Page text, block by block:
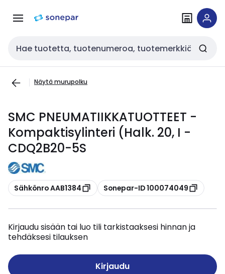
navigointiinsisältöön
Haku
Näytä murupolku
SMC PNEUMATIIKKATUOTTEET -
Kompaktisylinteri (Halk. 20, I -
CDQ2B20-5S
Kopioi
Sähkönro AAB1384 Kopioi
Sonepar-ID 100074049
Kirjaudu sisään tai luo tili tarkistaaksesi hinnan ja
tehdäksesi tilauksen
Kirjaudu